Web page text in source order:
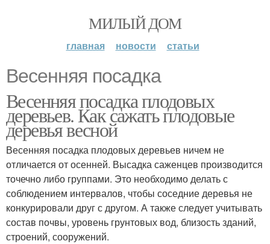
МИЛЫЙ ДОМ
главная новости статьи
Весенняя посадка
Весенняя посадка плодовых
деревьев. Как сажать плодовые
деревья весной
Весенняя посадка плодовых деревьев ничем не
отличается от осенней. Высадка саженцев производится
точечно либо группами. Это необходимо делать с
соблюдением интервалов, чтобы соседние деревья не
конкурировали друг с другом. А также следует учитывать
состав почвы, уровень грунтовых вод, близость зданий,
строений, сооружений.